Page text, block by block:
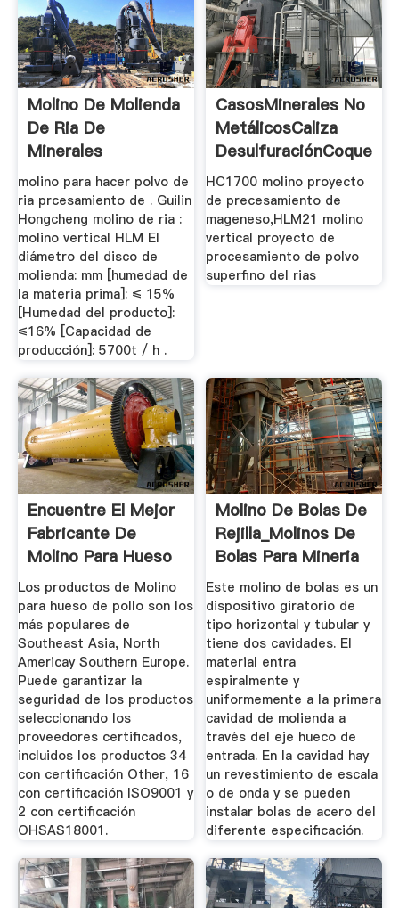
Molino De Molienda
De Ria De
Minerales
molino para hacer polvo de
ria prcesamiento de . Guilin
Hongcheng molino de ria :
molino vertical HLM El
diámetro del disco de
molienda: mm [humedad de
la materia prima]: ≤ 15%
[Humedad del producto]:
≤16% [Capacidad de
producción]: 5700t / h .
CasosMinerales No
MetálicosCaliza
DesulfuraciónCoque
De ...
HC1700 molino proyecto
de precesamiento de
mageneso,HLM21 molino
vertical proyecto de
procesamiento de polvo
superfino del rias
Encuentre El Mejor
Fabricante De
Molino Para Hueso
De ...
Los productos de Molino
para hueso de pollo son los
más populares de
Southeast Asia, North
Americay Southern Europe.
Puede garantizar la
seguridad de los productos
seleccionando los
proveedores certificados,
incluidos los productos 34
con certificación Other, 16
con certificación ISO9001 y
2 con certificación
OHSAS18001.
Molino De Bolas De
Rejilla_Molinos De
Bolas Para Mineria
...
Este molino de bolas es un
dispositivo giratorio de
tipo horizontal y tubular y
tiene dos cavidades. El
material entra
espiralmente y
uniformemente a la primera
cavidad de molienda a
través del eje hueco de
entrada. En la cavidad hay
un revestimiento de escala
o de onda y se pueden
instalar bolas de acero del
diferente especificación.